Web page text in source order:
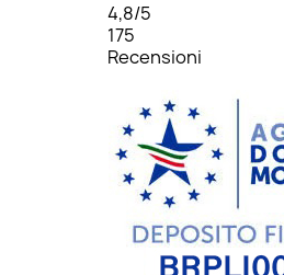
4,8/5
175
Recensioni